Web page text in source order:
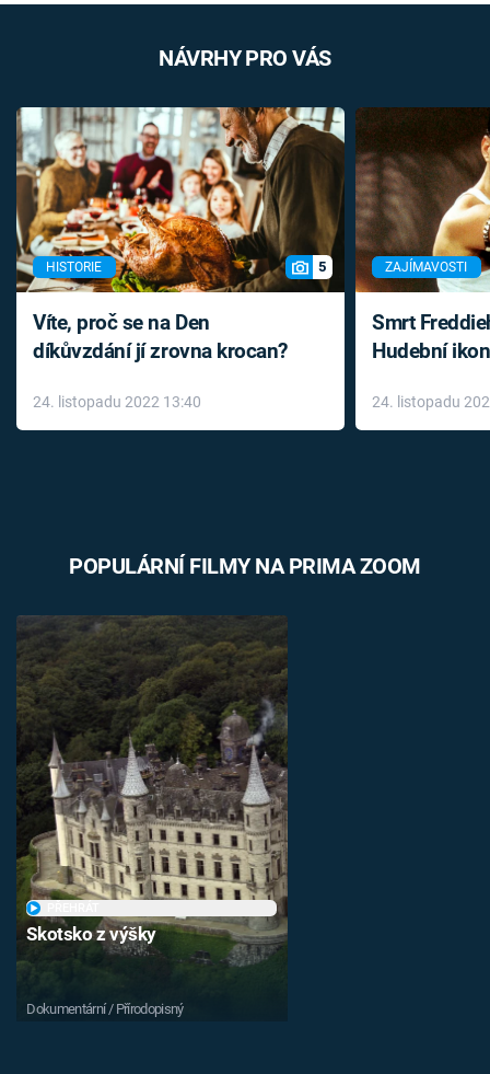
NÁVRHY PRO VÁS
HISTORIE 5
Víte, proč se na Den
díkůvzdání jí zrovna krocan?
24. listopadu 2022 13:40
ZAJÍMAVOSTI
Smrt
Hudební
léky
24. listopadu
POPULÁRNÍ FILMY NA PRIMA ZOOM
Skotsko z výšky
Dokumentární / Přírodopisný